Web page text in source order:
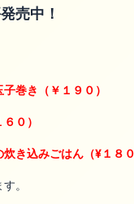
売中！
巻き（￥１９０）
０）
き込みごはん（¥１８０
。